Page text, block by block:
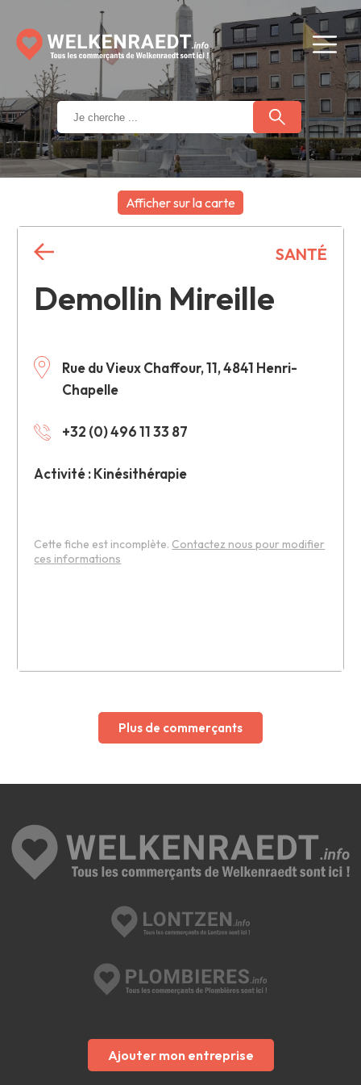
Afficher sur la carte
Demollin Mireille
Rue du Vieux Chaffour, 11, 4841 Henri-
Chapelle
+32 (0) 496 11 33 87
Activité : Kinésithérapie
SANTÉ
Cette fiche est incomplète. Contactez nous pour modifier
ces informations
+
−
Plus de commerçants
Ajouter mon entreprise